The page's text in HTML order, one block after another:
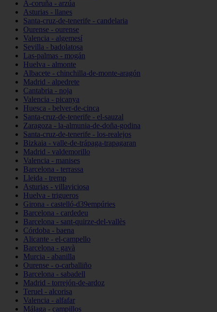
A-coruña - arzúa
Asturias - llanes
Santa-cruz-de-tenerife - candelaria
Ourense - ourense
Valencia - algemesí
Sevilla - badolatosa
Las-palmas - mogán
Huelva - almonte
Albacete - chinchilla-de-monte-aragón
Madrid - alpedrete
Cantabria - noja
Valencia - picanya
Huesca - belver-de-cinca
Santa-cruz-de-tenerife - el-sauzal
Zaragoza - la-almunia-de-doña-godina
Santa-cruz-de-tenerife - los-realejos
Bizkaia - valle-de-trápaga-trapagaran
Madrid - valdemorillo
Valencia - manises
Barcelona - terrassa
Lleida - tremp
Asturias - villaviciosa
Huelva - trigueros
Girona - castelló-d39empúries
Barcelona - cardedeu
Barcelona - sant-quirze-del-vallès
Córdoba - baena
Alicante - el-campello
Barcelona - gavà
Murcia - abanilla
Ourense - o-carballiño
Barcelona - sabadell
Madrid - torrejón-de-ardoz
Teruel - alcorisa
Valencia - alfafar
Málaga - campillos